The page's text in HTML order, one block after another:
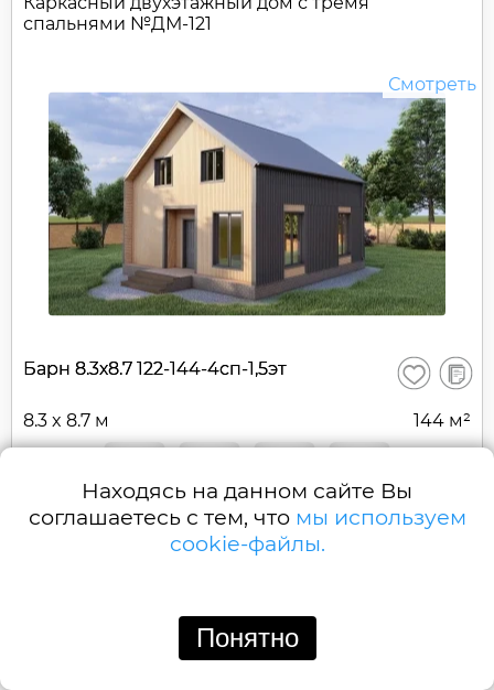
спальнями №ДМ-121
Смотреть
Барн 8.3х8.7 122-144-4сп-1,5эт Сохранить
В
8.3 x 8.7 м 144 м²
Строительство от:1 296 000 ₽
Находясь на данном сайте Вы
соглашаетесь с тем, что мы используем
cookie-файлы.
Понятно